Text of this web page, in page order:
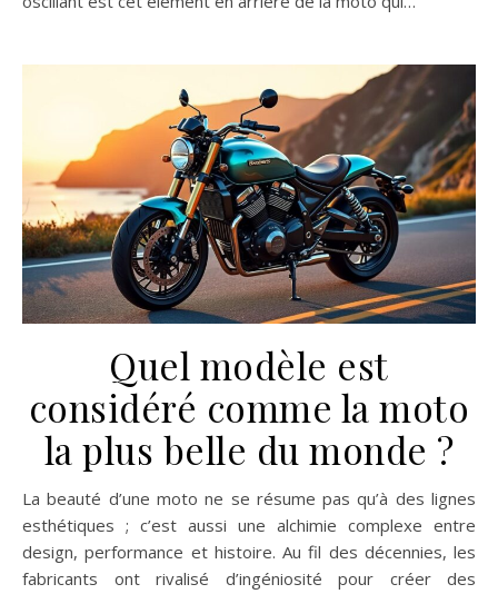
Quel modèle est
considéré comme la moto
la plus belle du monde ?
La beauté d’une moto ne se résume pas qu’à des lignes
esthétiques ; c’est aussi une alchimie complexe entre
design, performance et histoire. Au fil des décennies, les
fabricants ont rivalisé d’ingéniosité pour créer des